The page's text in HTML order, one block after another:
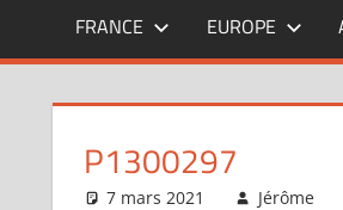
fil
pérégrinations
FRANCE EUROPE
P1300297
7 mars 2021 Jérôme